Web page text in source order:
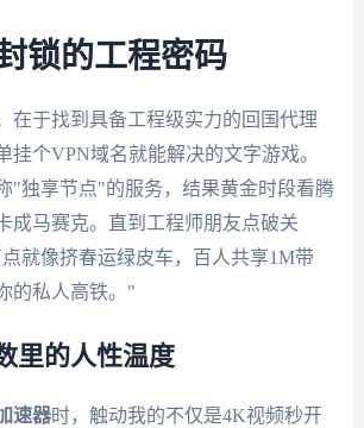
锁的工程密码
在于找到具备工程级实力的回国代理
挂个VPN域名就能解决的文字游戏。
"独享节点"的服务，结果黄金时段看腾
成马赛克。直到工程师朋友点破关
就像挤春运绿皮车，百人共享1M带
的私人高铁。"
里的人性温度
速器时，触动我的不仅是4K视频秒开